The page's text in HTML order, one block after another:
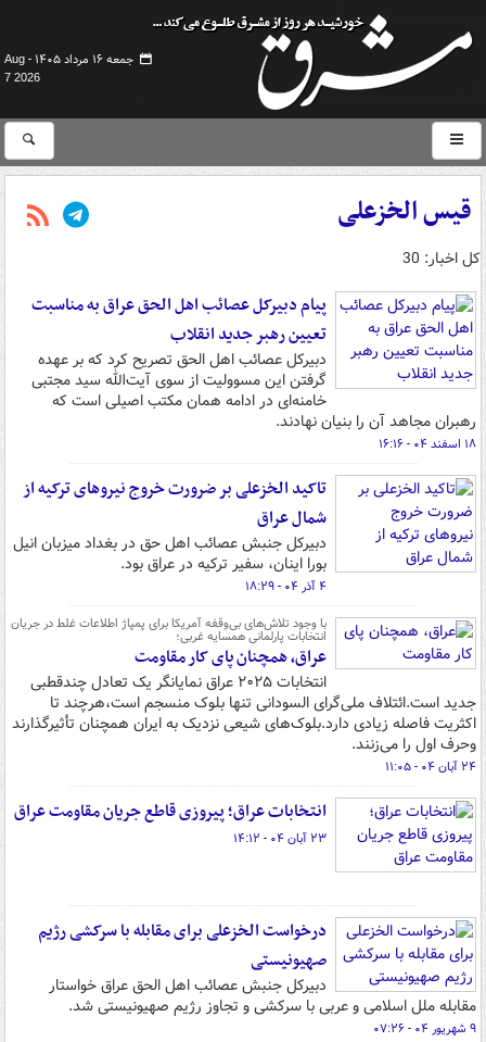
جمعه ۱۶ مرداد ۱۴۰۵ -
Aug
7 2026
قیس الخزعلی
کل اخبار: 30
پیام دبیرکل عصائب اهل الحق عراق به مناسبت
تعیین رهبر جدید انقلاب
دبیرکل عصائب اهل الحق تصریح کرد که بر عهده
گرفتن این مسوولیت از سوی آیت‌الله سید مجتبی
خامنه‌ای در ادامه همان مکتب اصیلی است که
رهبران مجاهد آن را بنیان نهادند.
۱۸ اسفند ۰۴ - ۱۶:۱۶
تاکید الخزعلی بر ضرورت خروج نیروهای ترکیه از
شمال عراق
دبیرکل جنبش عصائب اهل حق در بغداد میزبان انیل
بورا اینان، سفیر ترکیه در عراق بود.
۴ آذر ۰۴ - ۱۸:۲۹
با وجود تلاش‌های بی‌وقفه آمریکا برای پمپاژ اطلاعات غلط در جریان
انتخابات پارلمانی همسایه غربی؛
عراق، همچنان پای کار مقاومت
انتخابات ۲۰۲۵ عراق نمایانگر یک تعادل چندقطبی
جدید است.ائتلاف ملی‌گرای السودانی تنها بلوک منسجم است،هرچند تا
اکثریت فاصله زیادی دارد.بلوک‌های شیعی نزدیک به ایران همچنان تأثیرگذارند
وحرف اول را می‌زنند.
۲۴ آبان ۰۴ - ۱۱:۰۵
انتخابات عراق؛ پیروزی قاطع جریان مقاومت عراق
۲۳ آبان ۰۴ - ۱۴:۱۲
درخواست الخزعلی برای مقابله با سرکشی رژیم
صهیونیستی
دبیرکل جنبش عصائب اهل الحق عراق خواستار
مقابله ملل اسلامی و عربی با سرکشی و تجاوز رژیم صهیونیستی شد.
۹ شهریور ۰۴ - ۰۷:۲۶